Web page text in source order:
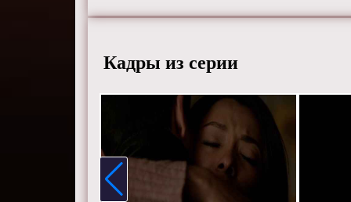
Кадры из серии